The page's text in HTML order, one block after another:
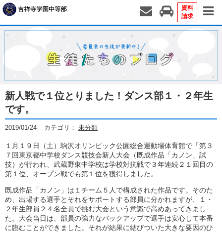
資料
請求
新人戦で１位とりました！ダンス部１・２年生
です。
2019/01/24 カテゴリ： 未分類
１月１９日（土）駒沢オリンピック公園総合運動場体育館で「第３
７回東京都中学校ダンス競技会新人大会（既成作品「カノン」試
技）が行われ、武蔵野東中学校は学校対抗戦で３年連続２１回目の
第１位、オープン戦でも第１位を獲得しました。
既成作品「カノン」は１チーム５人で構成された作品です。そのた
め、出場する選手とそれをサポートする部員に分かれますが、１・
２年生部員２４名全員で挑む大会という意識で高めあってきまし
た。大会当日は、部員の強力なバックアップで選手は安心して本番
に臨むことができました。それが結果に結びついた大きな要因のひ